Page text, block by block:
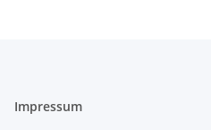
Impressum